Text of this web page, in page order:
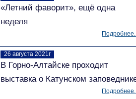
«Летний фаворит», ещё одна
неделя
26 августа 2021г
В Горно-Алтайске проходит
выставка о Катунском